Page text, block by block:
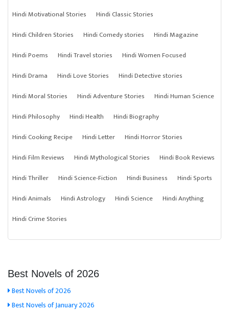
Hindi Motivational Stories
Hindi Classic Stories
Hindi Children Stories
Hindi Comedy stories
Hindi Magazine
Hindi Poems
Hindi Travel stories
Hindi Women Focused
Hindi Drama
Hindi Love Stories
Hindi Detective stories
Hindi Moral Stories
Hindi Adventure Stories
Hindi Human Science
Hindi Philosophy
Hindi Health
Hindi Biography
Hindi Cooking Recipe
Hindi Letter
Hindi Horror Stories
Hindi Film Reviews
Hindi Mythological Stories
Hindi Book Reviews
Hindi Thriller
Hindi Science-Fiction Hindi Business
Hindi Sports
Hindi Animals
Hindi Astrology Hindi Science
Hindi Anything
Hindi Crime Stories
Best Novels of 2026
Best Novels of 2026
Best Novels of January 2026